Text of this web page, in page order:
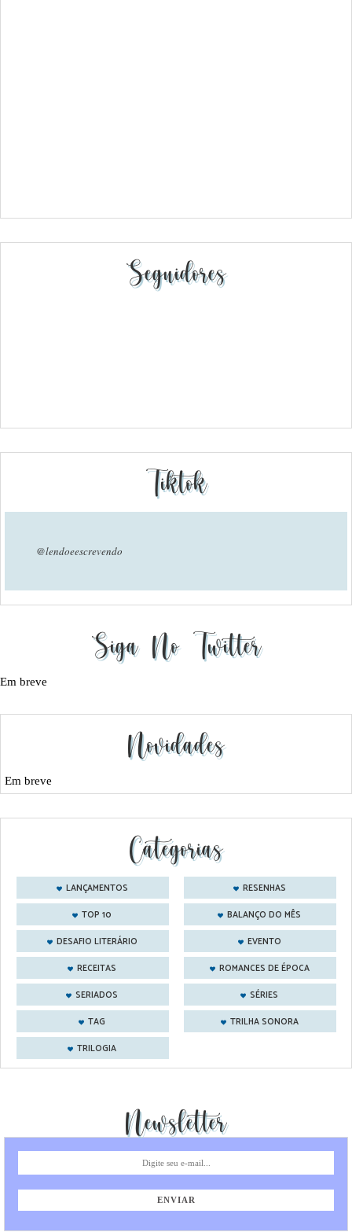
Seguidores
Tiktok
@lendoeescrevendo
Siga No Twitter
Em breve
Novidades
Em breve
Categorias
LANÇAMENTOS
RESENHAS
TOP 10
BALANÇO DO MÊS
DESAFIO LITERÁRIO
EVENTO
RECEITAS
ROMANCES DE ÉPOCA
SERIADOS
SÉRIES
TAG
TRILHA SONORA
TRILOGIA
Newsletter